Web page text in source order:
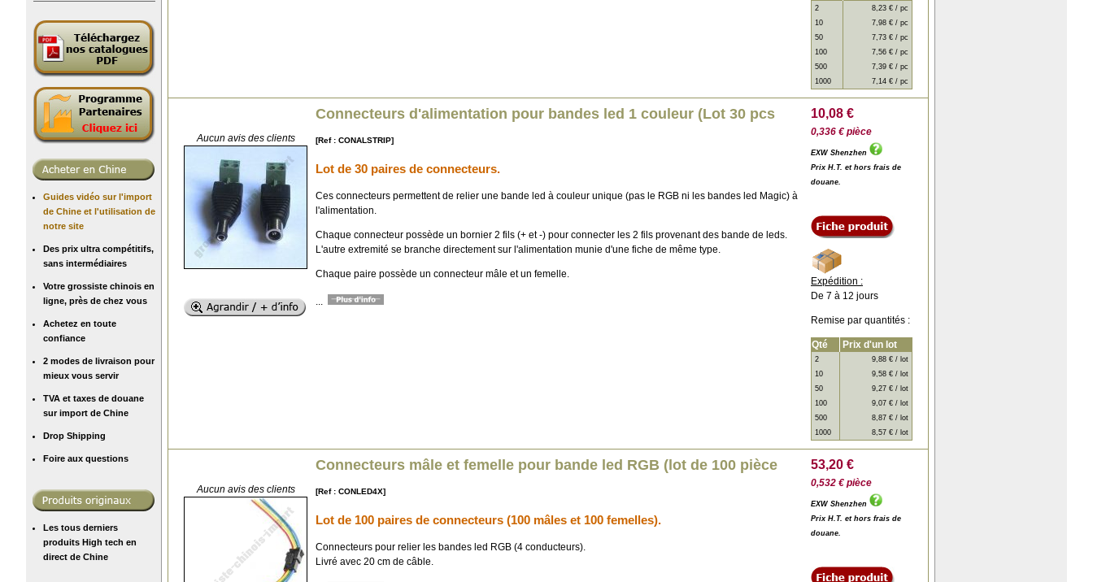
Guides vidéo sur l'import
de Chine et l'utilisation de
notre site
Des prix ultra compétitifs,
sans intermédiaires
Votre grossiste chinois en
ligne, près de chez vous
Achetez en toute
confiance
2 modes de livraison pour
mieux vous servir
TVA et taxes de douane
sur import de Chine
Drop Shipping
Foire aux questions
Les tous derniers
produits High tech en
direct de Chine
2
8,23 € / pc
10
7,98 € / pc
50
7,73 € / pc
100
7,56 € / pc
500
7,39 € / pc
1000
7,14 € / pc
Aucun avis des clients
Connecteurs d'alimentation pour bandes led 1 couleur (Lot 30 pcs
[Ref : CONALSTRIP]
Lot de 30 paires de connecteurs.
Ces connecteurs permettent de relier une bande led à couleur unique (pas le RGB ni les bandes led Magic) à
l'alimentation.
Chaque connecteur possède un bornier 2 fils (+ et -) pour connecter les 2 fils provenant des bande de leds.
L'autre extremité se branche directement sur l'alimentation munie d'une fiche de même type.
Chaque paire possède un connecteur mâle et un femelle.
10,08 €
0,336 € pièce
EXW Shenzhen
Prix H.T. et hors frais de
douane.
Expédition :
De 7 à 12 jours
Remise par quantités :
Qté Prix d'un lot
2
9,88 € / lot
10
9,58 € / lot
50
9,27 € / lot
100
9,07 € / lot
500
8,87 € / lot
1000
8,57 € / lot
Aucun avis des clients
Connecteurs mâle et femelle pour bande led RGB (lot de 100 pièce
[Ref : CONLED4X]
Lot de 100 paires de connecteurs (100 mâles et 100 femelles).
Connecteurs pour relier les bandes led RGB (4 conducteurs).
Livré avec 20 cm de câble.
53,20 €
0,532 € pièce
EXW Shenzhen
Prix H.T. et hors frais de
douane.